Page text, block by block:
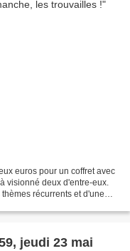
euros pour un coffret avec
visionné deux d'entre-eux.
récurrents et d'une
jeudi 23 mai